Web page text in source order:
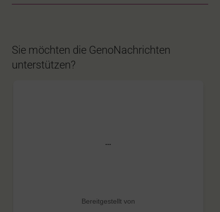
Sie möchten die GenoNachrichten
unterstützen?